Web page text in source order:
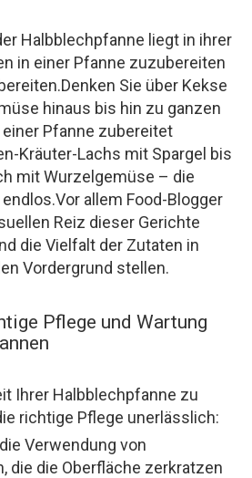
Halbblechpfanne liegt in ihrer
in einer Pfanne zuzubereiten
Sie über Kekse
hinaus bis hin zu ganzen
Pfanne zubereitet
Kräuter-Lachs mit Spargel bis
mit Wurzelgemüse – die
allem Food-Blogger
Reiz dieser Gerichte
die Vielfalt der Zutaten in
Vordergrund stellen.
Pflege und Wartung
Ihrer Halbblechpfanne zu
richtige Pflege unerlässlich:
Verwendung von
die die Oberfläche zerkratzen